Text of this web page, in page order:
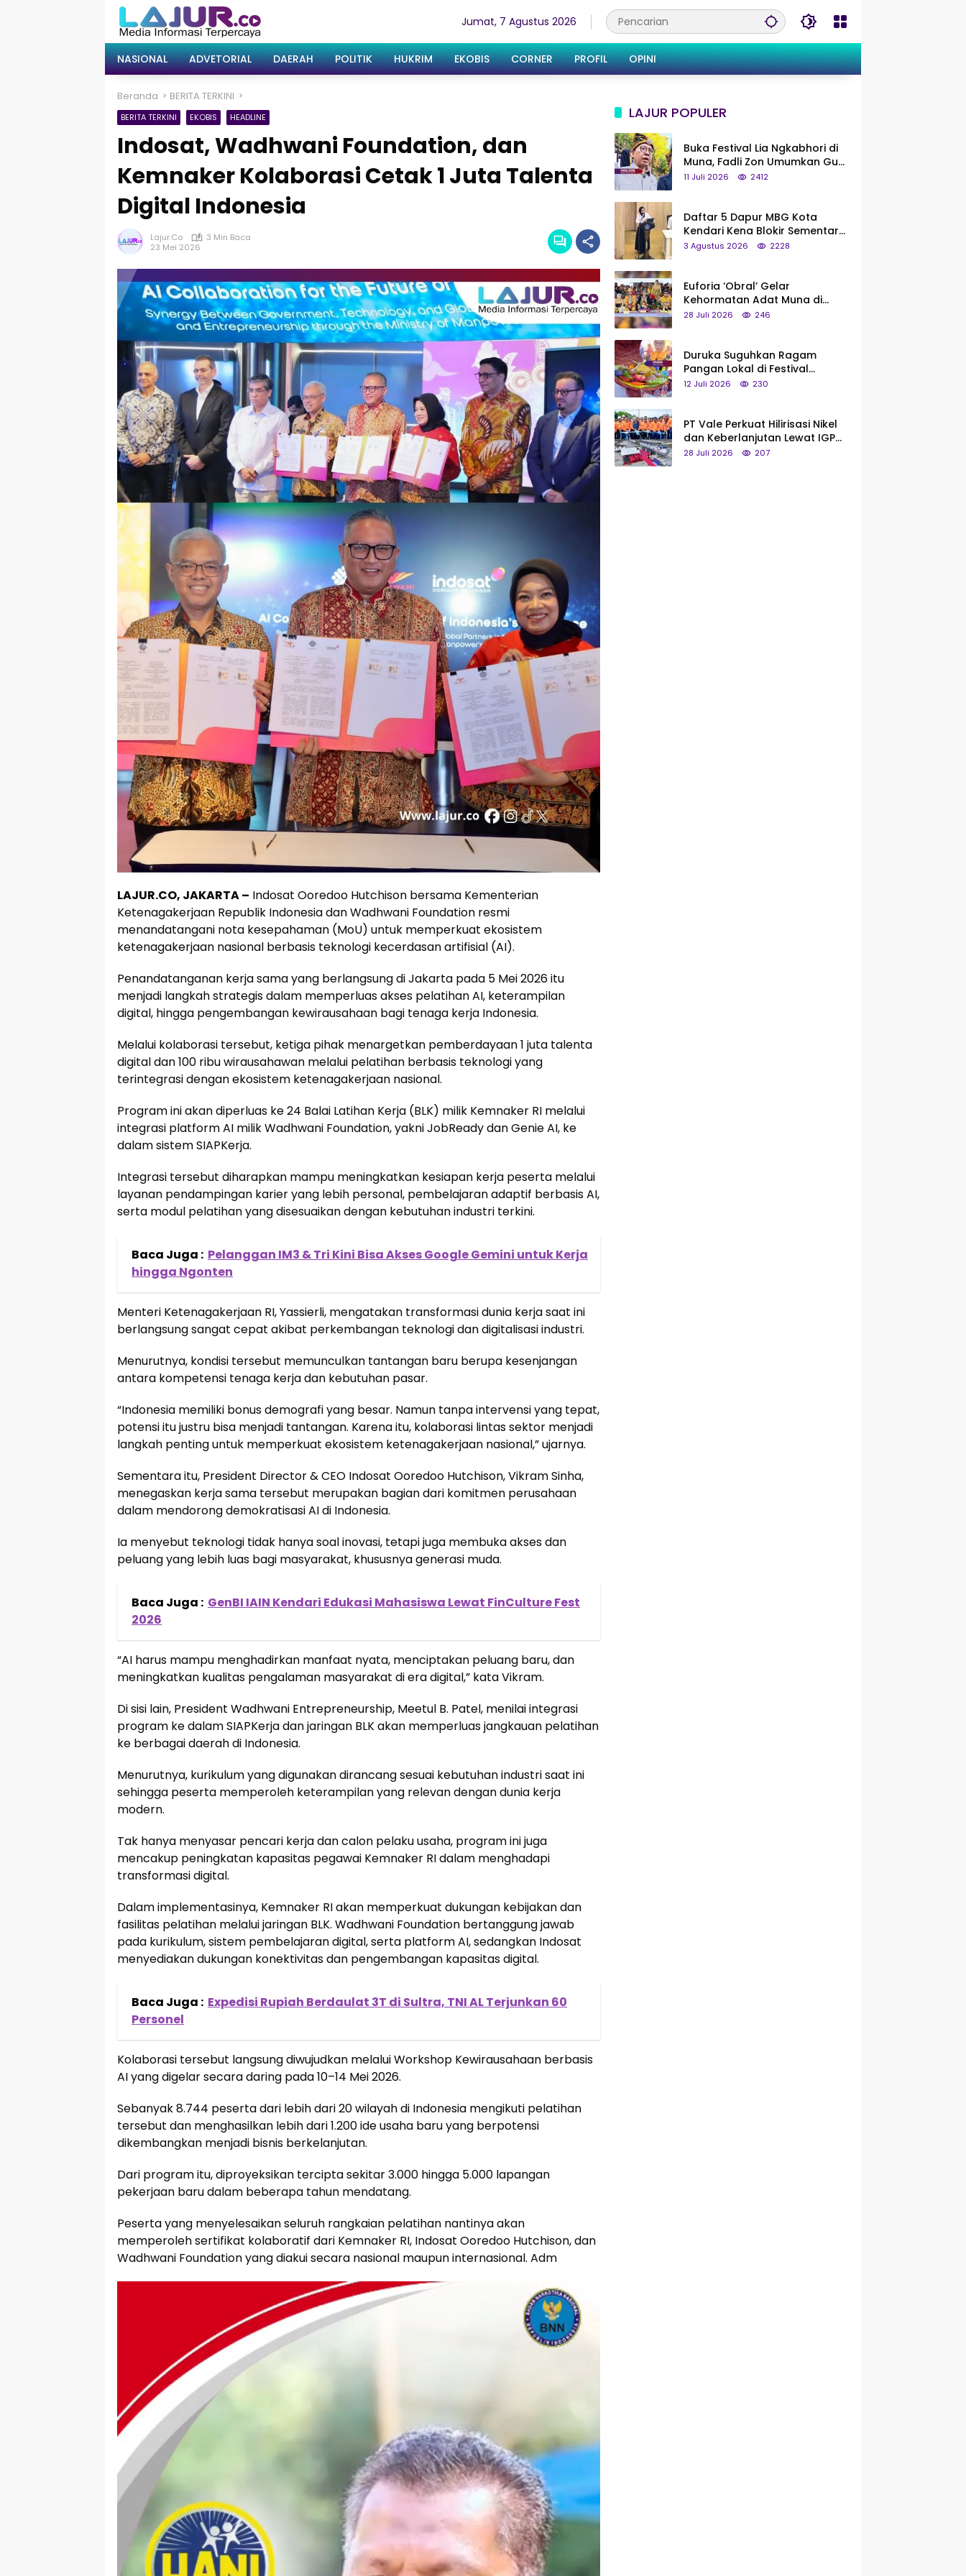
Jumat, 7 Agustus 2026
NASIONAL ADVETORIAL DAERAH POLITIK HUKRIM EKOBIS CORNER PROFIL OPINI
Beranda BERITA TERKINI
BERITA TERKINI EKOBIS HEADLINE
Indosat, Wadhwani Foundation, dan
Kemnaker Kolaborasi Cetak 1 Juta Talenta
Digital Indonesia
Lajur.co
3 Min Baca
23 Mei 2026
LAJUR.CO, JAKARTA – Indosat Ooredoo Hutchison bersama Kementerian
Ketenagakerjaan Republik Indonesia dan Wadhwani Foundation resmi
menandatangani nota kesepahaman (MoU) untuk memperkuat ekosistem
ketenagakerjaan nasional berbasis teknologi kecerdasan artifisial (AI).
Penandatanganan kerja sama yang berlangsung di Jakarta pada 5 Mei 2026 itu
menjadi langkah strategis dalam memperluas akses pelatihan AI, keterampilan
digital, hingga pengembangan kewirausahaan bagi tenaga kerja Indonesia.
Melalui kolaborasi tersebut, ketiga pihak menargetkan pemberdayaan 1 juta talenta
digital dan 100 ribu wirausahawan melalui pelatihan berbasis teknologi yang
terintegrasi dengan ekosistem ketenagakerjaan nasional.
Program ini akan diperluas ke 24 Balai Latihan Kerja (BLK) milik Kemnaker RI melalui
integrasi platform AI milik Wadhwani Foundation, yakni JobReady dan Genie AI, ke
dalam sistem SIAPKerja.
Integrasi tersebut diharapkan mampu meningkatkan kesiapan kerja peserta melalui
layanan pendampingan karier yang lebih personal, pembelajaran adaptif berbasis AI,
serta modul pelatihan yang disesuaikan dengan kebutuhan industri terkini.
Baca Juga : Pelanggan IM3 & Tri Kini Bisa Akses Google Gemini untuk Kerja
hingga Ngonten
Menteri Ketenagakerjaan RI, Yassierli, mengatakan transformasi dunia kerja saat ini
berlangsung sangat cepat akibat perkembangan teknologi dan digitalisasi industri.
Menurutnya, kondisi tersebut memunculkan tantangan baru berupa kesenjangan
antara kompetensi tenaga kerja dan kebutuhan pasar.
“Indonesia memiliki bonus demografi yang besar. Namun tanpa intervensi yang tepat,
potensi itu justru bisa menjadi tantangan. Karena itu, kolaborasi lintas sektor menjadi
langkah penting untuk memperkuat ekosistem ketenagakerjaan nasional,” ujarnya.
Sementara itu, President Director & CEO Indosat Ooredoo Hutchison, Vikram Sinha,
menegaskan kerja sama tersebut merupakan bagian dari komitmen perusahaan
dalam mendorong demokratisasi AI di Indonesia.
Ia menyebut teknologi tidak hanya soal inovasi, tetapi juga membuka akses dan
peluang yang lebih luas bagi masyarakat, khususnya generasi muda.
Baca Juga : GenBI IAIN Kendari Edukasi Mahasiswa Lewat FinCulture Fest
2026
“AI harus mampu menghadirkan manfaat nyata, menciptakan peluang baru, dan
meningkatkan kualitas pengalaman masyarakat di era digital,” kata Vikram.
Di sisi lain, President Wadhwani Entrepreneurship, Meetul B. Patel, menilai integrasi
program ke dalam SIAPKerja dan jaringan BLK akan memperluas jangkauan pelatihan
ke berbagai daerah di Indonesia.
Menurutnya, kurikulum yang digunakan dirancang sesuai kebutuhan industri saat ini
sehingga peserta memperoleh keterampilan yang relevan dengan dunia kerja
modern.
Tak hanya menyasar pencari kerja dan calon pelaku usaha, program ini juga
mencakup peningkatan kapasitas pegawai Kemnaker RI dalam menghadapi
transformasi digital.
Dalam implementasinya, Kemnaker RI akan memperkuat dukungan kebijakan dan
fasilitas pelatihan melalui jaringan BLK. Wadhwani Foundation bertanggung jawab
pada kurikulum, sistem pembelajaran digital, serta platform AI, sedangkan Indosat
menyediakan dukungan konektivitas dan pengembangan kapasitas digital.
Baca Juga : Expedisi Rupiah Berdaulat 3T di Sultra, TNI AL Terjunkan 60
Personel
Kolaborasi tersebut langsung diwujudkan melalui Workshop Kewirausahaan berbasis
AI yang digelar secara daring pada 10–14 Mei 2026.
Sebanyak 8.744 peserta dari lebih dari 20 wilayah di Indonesia mengikuti pelatihan
tersebut dan menghasilkan lebih dari 1.200 ide usaha baru yang berpotensi
dikembangkan menjadi bisnis berkelanjutan.
Dari program itu, diproyeksikan tercipta sekitar 3.000 hingga 5.000 lapangan
pekerjaan baru dalam beberapa tahun mendatang.
Peserta yang menyelesaikan seluruh rangkaian pelatihan nantinya akan
memperoleh sertifikat kolaboratif dari Kemnaker RI, Indosat Ooredoo Hutchison, dan
Wadhwani Foundation yang diakui secara nasional maupun internasional. Adm
LAJUR POPULER
Buka Festival Lia Ngkabhori di
Muna, Fadli Zon Umumkan Gua
Metanduno Segera Naik Status
11 Juli 2026 2412
Daftar 5 Dapur MBG Kota
Kendari Kena Blokir Sementara
dari Pusat
3 Agustus 2026 2228
Euforia ‘Obral’ Gelar
Kehormatan Adat Muna di
Silaturahmi KKMM, Ridwan Bae:
28 Juli 2026 246
Duruka Suguhkan Ragam
Pangan Lokal di Festival
Liangkobhori, Dari Umbi Rebus
12 Juli 2026 230
PT Vale Perkuat Hilirisasi Nikel
dan Keberlanjutan Lewat IGP
Morowali
28 Juli 2026 207